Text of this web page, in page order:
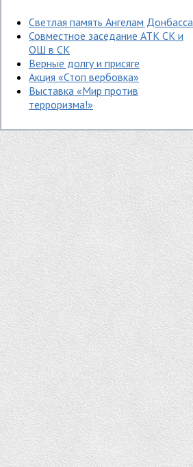
Светлая память Ангелам Донбасса
Совместное заседание АТК СК и
ОШ в СК
Верные долгу и присяге
Акция «Стоп вербовка»
Выставка «Мир против
терроризма!»